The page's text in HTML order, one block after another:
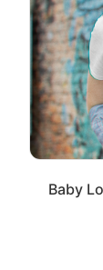
Baby